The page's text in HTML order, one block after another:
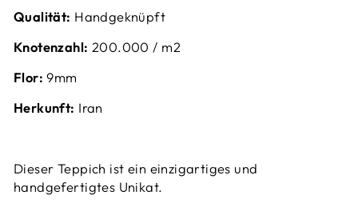
Qualität: Handgeknüpft
Knotenzahl: 200.000 / m2
Flor: 9mm
Herkunft: Iran
Dieser Teppich ist ein einzigartiges und
handgefertigtes Unikat.